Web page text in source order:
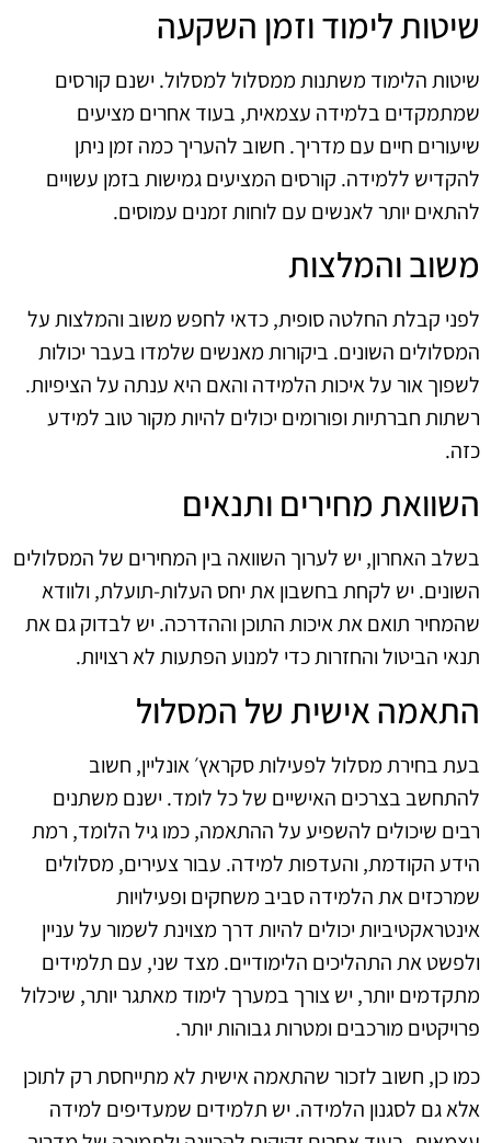
שיטות לימוד וזמן השקעה
שיטות הלימוד משתנות ממסלול למסלול. ישנם קורסים
שמתמקדים בלמידה עצמאית, בעוד אחרים מציעים
שיעורים חיים עם מדריך. חשוב להעריך כמה זמן ניתן
להקדיש ללמידה. קורסים המציעים גמישות בזמן עשויים
להתאים יותר לאנשים עם לוחות זמנים עמוסים.
משוב והמלצות
לפני קבלת החלטה סופית, כדאי לחפש משוב והמלצות על
המסלולים השונים. ביקורות מאנשים שלמדו בעבר יכולות
לשפוך אור על איכות הלמידה והאם היא ענתה על הציפיות.
רשתות חברתיות ופורומים יכולים להיות מקור טוב למידע
כזה.
השוואת מחירים ותנאים
בשלב האחרון, יש לערוך השוואה בין המחירים של המסלולים
השונים. יש לקחת בחשבון את יחס העלות-תועלת, ולוודא
שהמחיר תואם את איכות התוכן וההדרכה. יש לבדוק גם את
תנאי הביטול והחזרות כדי למנוע הפתעות לא רצויות.
התאמה אישית של המסלול
בעת בחירת מסלול לפעילות סקראץ׳ אונליין, חשוב
להתחשב בצרכים האישיים של כל לומד. ישנם משתנים
רבים שיכולים להשפיע על ההתאמה, כמו גיל הלומד, רמת
הידע הקודמת, והעדפות למידה. עבור צעירים, מסלולים
שמרכזים את הלמידה סביב משחקים ופעילויות
אינטראקטיביות יכולים להיות דרך מצוינת לשמור על עניין
ולפשט את התהליכים הלימודיים. מצד שני, עם תלמידים
מתקדמים יותר, יש צורך במערך לימוד מאתגר יותר, שיכלול
פרויקטים מורכבים ומטרות גבוהות יותר.
כמו כן, חשוב לזכור שהתאמה אישית לא מתייחסת רק לתוכן
אלא גם לסגנון הלמידה. יש תלמידים שמעדיפים למידה